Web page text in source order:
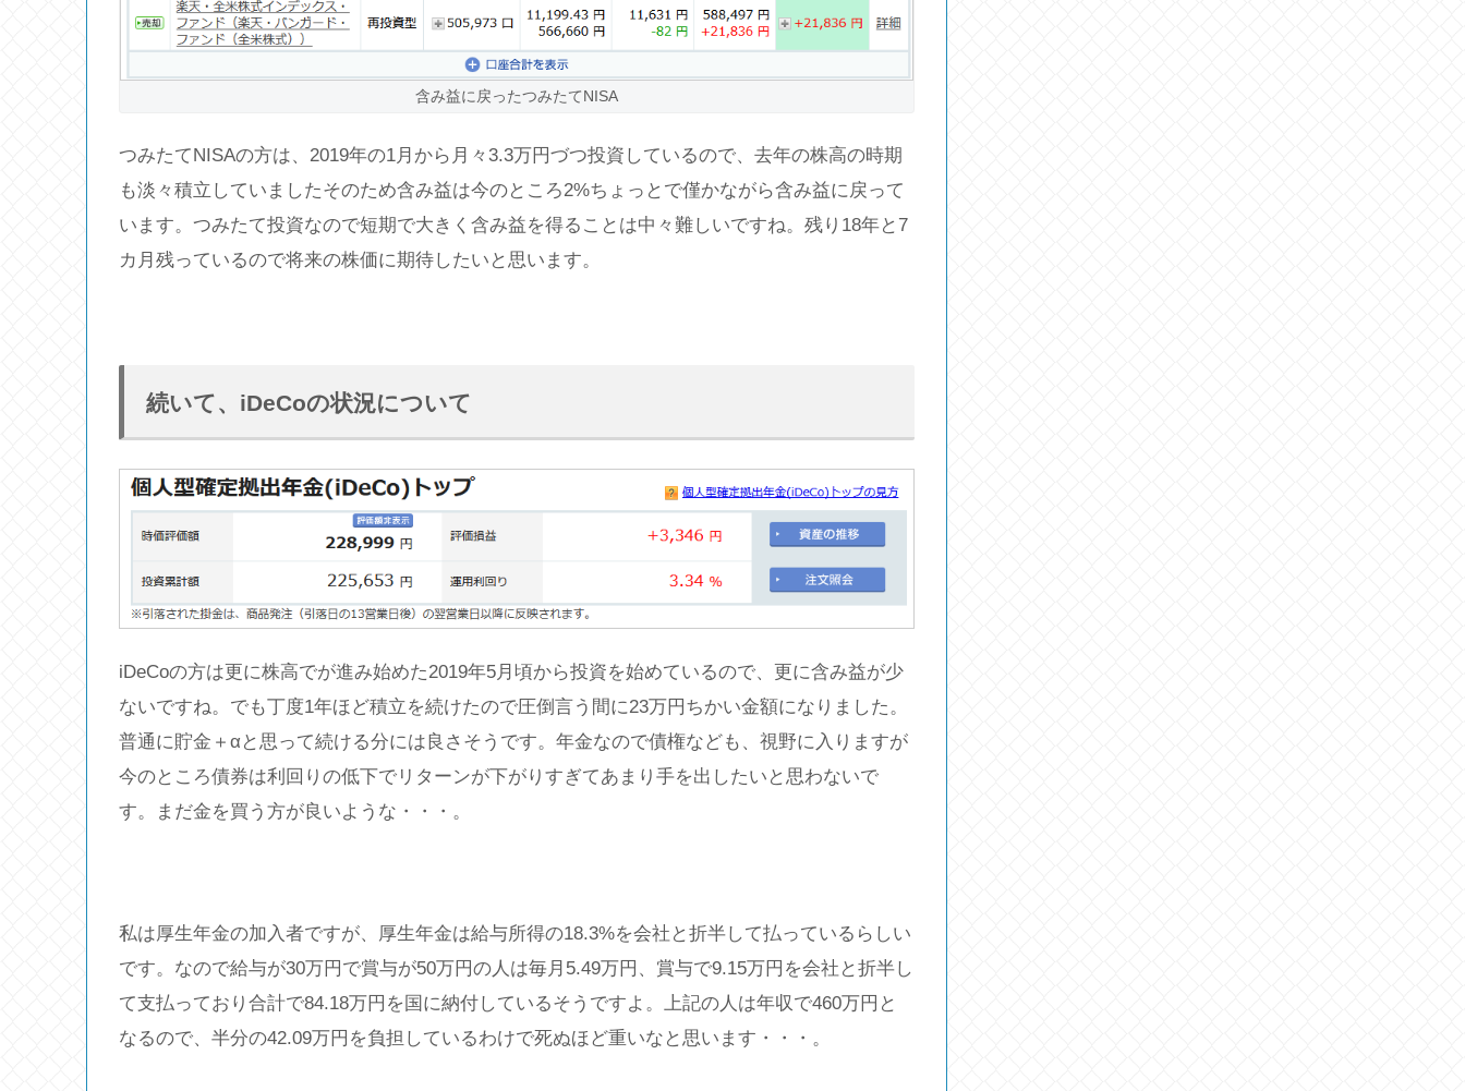
含み益に戻ったつみたてNISA
つみたてNISAの方は、2019年の1月から月々3.3万円づつ投資しているので、去年の株高の時期
も淡々積立していましたそのため含み益は今のところ2%ちょっとで僅かながら含み益に戻って
います。つみたて投資なので短期で大きく含み益を得ることは中々難しいですね。残り18年と7
カ月残っているので将来の株価に期待したいと思います。
続いて、iDeCoの状況について
iDeCoの方は更に株高でが進み始めた2019年5月頃から投資を始めているので、更に含み益が少
ないですね。でも丁度1年ほど積立を続けたので圧倒言う間に23万円ちかい金額になりました。
普通に貯金＋αと思って続ける分には良さそうです。年金なので債権なども、視野に入りますが
今のところ債券は利回りの低下でリターンが下がりすぎてあまり手を出したいと思わないで
す。まだ金を買う方が良いような・・・。
私は厚生年金の加入者ですが、厚生年金は給与所得の18.3%を会社と折半して払っているらしい
です。なので給与が30万円で賞与が50万円の人は毎月5.49万円、賞与で9.15万円を会社と折半し
て支払っており合計で84.18万円を国に納付しているそうですよ。上記の人は年収で460万円と
なるので、半分の42.09万円を負担しているわけで死ぬほど重いなと思います・・・。